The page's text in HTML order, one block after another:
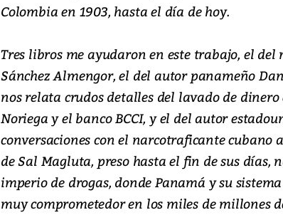
Colombia en 1903, hasta el día de hoy.
Tres libros me ayudaron en este trabajo, el del
Sánchez Almengor, el del autor panameño
nos relata crudos detalles del lavado de
Noriega y el banco BCCI, y el del autor
conversaciones con el narcotraficante cubano
de Sal Magluta, preso hasta el fin de sus días,
imperio de drogas, donde Panamá y su
muy comprometedor en los miles de millones